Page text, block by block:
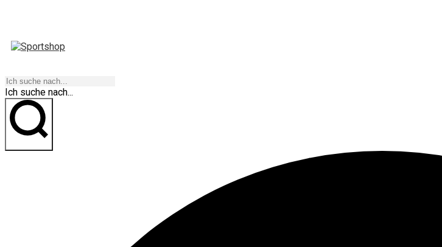
Ich suche nach...